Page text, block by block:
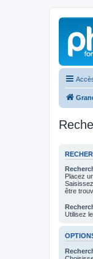
Placez
être
Utilisez